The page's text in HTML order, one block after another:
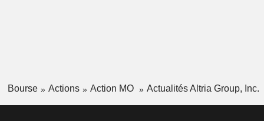
Bourse Actions Action MO Actualités Altria Group, Inc.